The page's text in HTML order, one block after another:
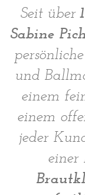
Seit über
Sabine
und
einem
einem
jeder
einer